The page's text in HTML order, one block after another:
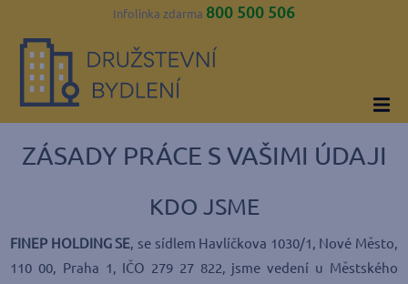
Infolinka zdarma 800 500 506
ZÁSADY PRÁCE S VAŠIMI ÚDAJI
KDO JSME
FINEP HOLDING SE, se sídlem Havlíčkova 1030/1, Nové Město,
110 00, Praha 1, IČO 279 27 822, jsme vedení u Městského